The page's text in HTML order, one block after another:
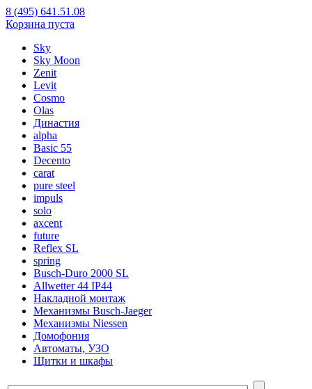
8 (495) 641.51.08
Корзина пуста
Sky
Sky Moon
Zenit
Levit
Cosmo
Olas
Династия
alpha
Basic 55
Decento
carat
pure steel
impuls
solo
axcent
future
Reflex SL
spring
Busch-Duro 2000 SL
Allwetter 44 IP44
Накладной монтаж
Механизмы Busch-Jaeger
Механизмы Niessen
Домофония
Автоматы, УЗО
Щитки и шкафы